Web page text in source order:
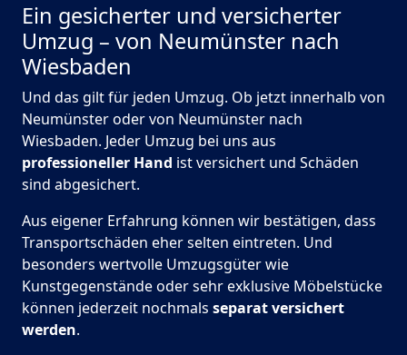
Ein gesicherter und versicherter
Umzug – von Neumünster nach
Wiesbaden
Und das gilt für jeden Umzug. Ob jetzt innerhalb von
Neumünster oder von Neumünster nach
Wiesbaden. Jeder Umzug bei uns aus
professioneller Hand ist versichert und Schäden
sind abgesichert.
Aus eigener Erfahrung können wir bestätigen, dass
Transportschäden eher selten eintreten. Und
besonders wertvolle Umzugsgüter wie
Kunstgegenstände oder sehr exklusive Möbelstücke
können jederzeit nochmals separat versichert
werden.